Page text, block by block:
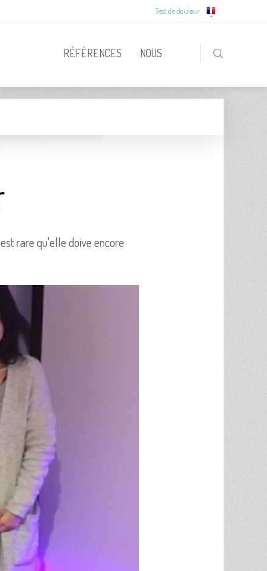
Test de dou­leur
RÉFÉ­RENCES NOUS
rare qu'elle doive encore